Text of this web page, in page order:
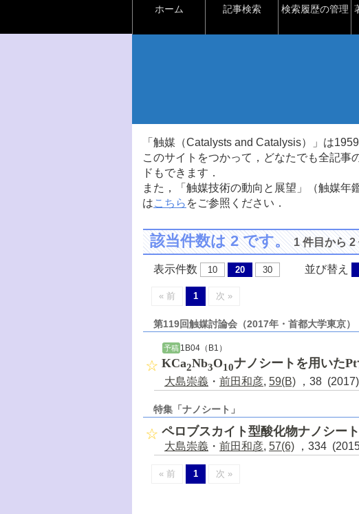
ホーム 記事検索 検索履歴の管理
「触媒（Catalysts and Catalysis）」は
このサイトをつかって，どなたでも全記事
ドもできます．
また，「触媒技術の動向と展望」（触媒年
はこちら をご参照ください．
該当件数は 2 です。1 件目から 2
表示件数 10 20 30 並び替え
« 前 1 次 »
第119回触媒討論会（2017年・首都大学東京）
予稿 1B04（B1）
KCa2Nb3O10ナノシートを用いた
大島崇義 ・ 前田和彦, 59(B) ，38 (2017)
特集「ナノシート」
ペロブスカイト型酸化物ナノシー
大島崇義 ・ 前田和彦, 57(6) ，334
« 前 1 次 »